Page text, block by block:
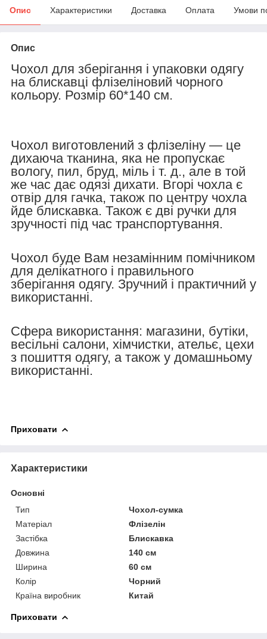
Опис Характеристики Доставка Оплата Умови
Опис
Чохол для зберігання і упаковки одягу
на блискавці флізеліновий чорного
кольору. Розмір 60*140 см.
Чохол виготовлений з флізеліну ― це
дихаюча тканина, яка не пропускає
вологу, пил, бруд, міль і т. д., але в той
же час дає одязі дихати. Вгорі чохла є
отвір для гачка, також по центру чохла
йде блискавка. Також є дві ручки для
зручності під час транспортування.
Чохол буде Вам незамінним помічником
для делікатного і правильного
зберігання одягу. Зручний і практичний у
використанні.
Сфера використання: магазини, бутіки,
весільні салони, хімчистки, ательє, цехи
з пошиття одягу, а також у домашньому
використанні.
Приховати
Характеристики
Основні
Тип
Чохол-сумка
Матеріал
Флізелін
Застібка
Блискавка
Довжина
140 см
Ширина
60 см
Колір
Чорний
Країна виробник
Китай
Приховати